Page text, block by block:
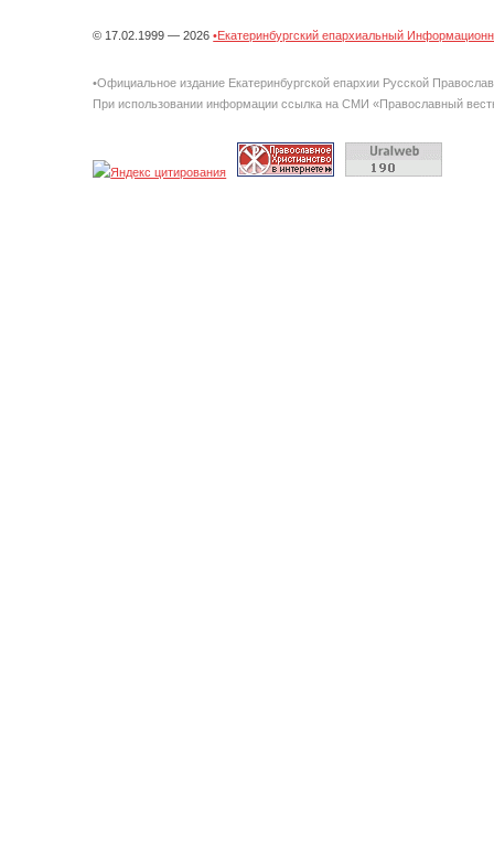
© 17.02.1999 — 2026•Екатеринбургский епархиальный
•Официальное издание Екатеринбургской епархии Русской
При использовании информации ссылка на СМИ «Православный